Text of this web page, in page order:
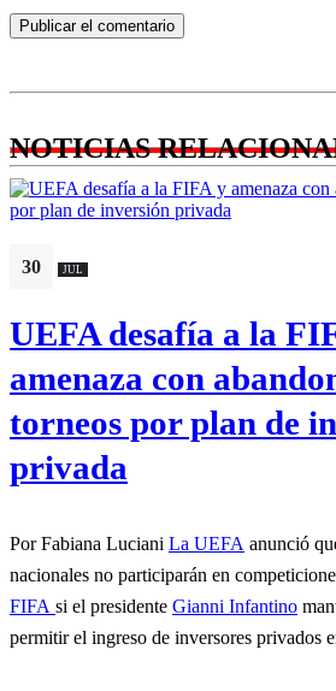
NOTICIAS
30 JUL
UEFA desafía a la
amenaza con
torneos por plan de
privada
Por Fabiana Luciani La UEFA anunció
nacionales no participarán en
FIFA si el presidente Gianni Infantino
permitir el ingreso de inversores privados